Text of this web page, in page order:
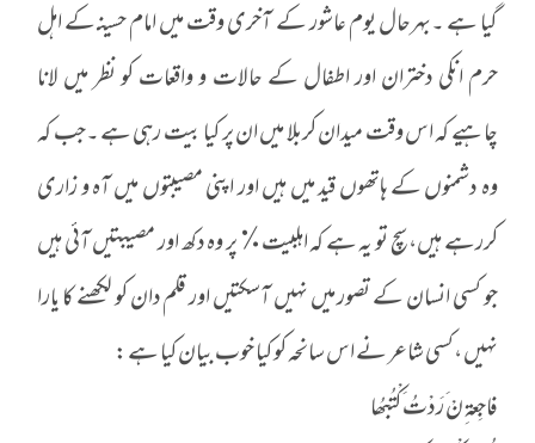
گیا ہے ۔بہرحال یوم عاشور کے آخری وقت میں امام حسینـ کے اہل
حرم انکی دختران اور اطفال کے حالات و واقعات کو نظر میں لانا
چاہیے کہ اس وقت میدان کربلا میں ان پر کیا بیت رہی ہے ۔جب کہ
وہ دشمنوں کے ہاتھوں قید میں ہیں اور اپنی مصیبتوں میں آہ و زاری
کررہے ہیں، سچ تو یہ ہے کہ اہلبیت٪ پر وہ دکھ اور مصیبتیں آئی ہیں
جو کسی انسان کے تصور میں نہیں آسکتیں اور قلم دان کو لکھنے کا یارا
نہیں ،کسی شاعر نے اس سانحہ کو کیا خوب بیان کیا ہے :
فاجِعة ِنْ َرَدْتُ َکْتُبُھا